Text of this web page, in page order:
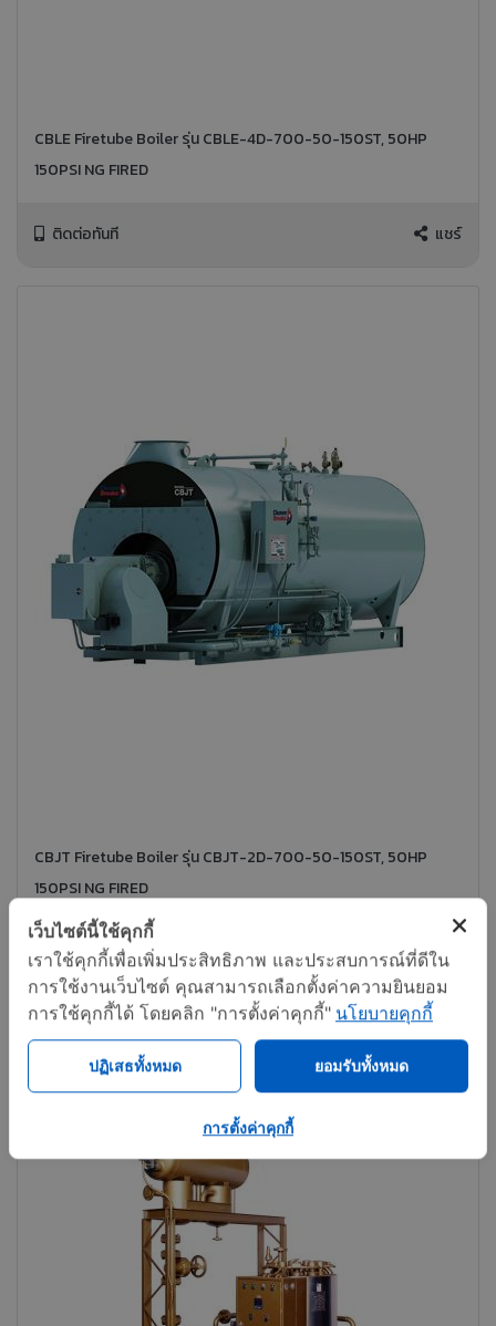
CBLE Firetube Boiler รุ่น CBLE-4D-700-50-150ST, 50HP
150PSI NG FIRED
ติดต่อทันที แชร์
CBJT Firetube Boiler รุ่น CBJT-2D-700-50-150ST, 50HP
150PSI NG FIRED
ติดต่อทันที แชร์
เว็บไซต์นี้ใช้คุกกี้
เราใช้คุกกี้เพื่อเพิ่มประสิทธิภาพ และประสบการณ์ที่ดีใน
การใช้งานเว็บไซต์ คุณสามารถเลือกตั้งค่าความยินยอม
การใช้คุกกี้ได้ โดยคลิก "การตั้งค่าคุกกี้" นโยบายคุกกี้
ปฏิเสธทั้งหมด ยอมรับทั้งหมด
การตั้งค่าคุกกี้